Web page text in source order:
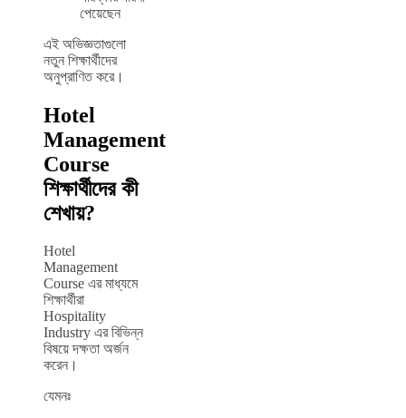
পেয়েছেন
এই অভিজ্ঞতাগুলো
নতুন শিক্ষার্থীদের
অনুপ্রাণিত করে।
Hotel
Management
Course
শিক্ষার্থীদের কী
শেখায়?
Hotel
Management
Course এর মাধ্যমে
শিক্ষার্থীরা
Hospitality
Industry এর বিভিন্ন
বিষয়ে দক্ষতা অর্জন
করেন।
যেমনঃ